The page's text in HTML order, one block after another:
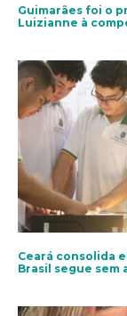
Guimarães foi o
Luizianne à
Ceará consolida
Brasil segue sem